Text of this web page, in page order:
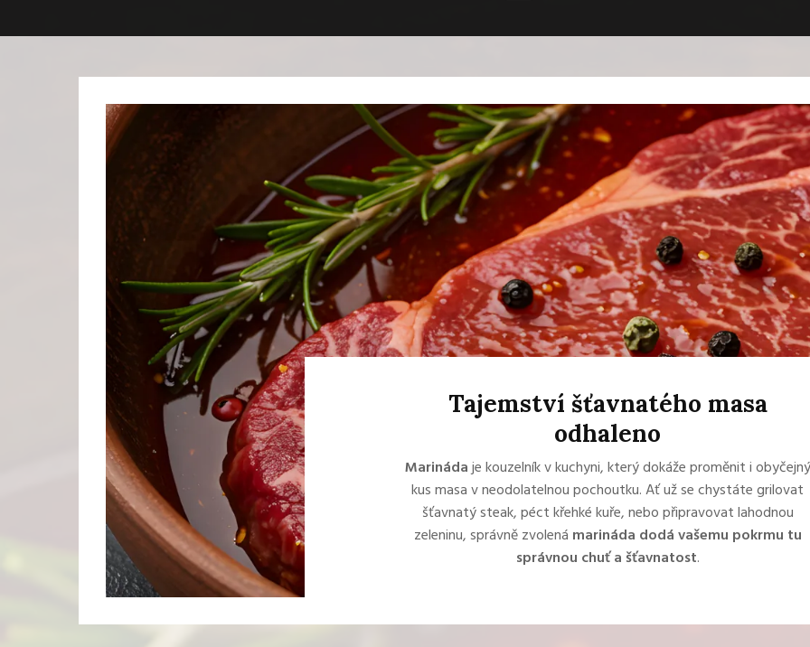
Tajemství šťavnatého masa
odhaleno
Marinádaje kouzelník v kuchyni, který dokáže proměnit i obyčejný
kus masa v neodolatelnou pochoutku. Ať už se chystáte grilovat
šťavnatý steak, péct křehké kuře, nebo připravovat lahodnou
zeleninu, správně zvolená marináda dodá vašemu pokrmu tu
správnou chuť a šťavnatost.